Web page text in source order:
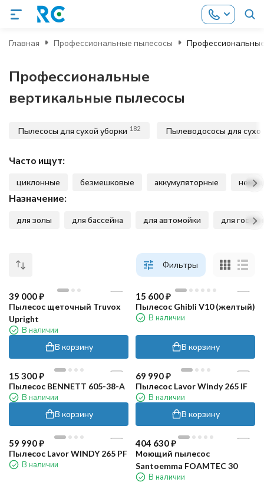
Главная Профессиональные пылесосы
Профессиональные
вертикальные пылесосы
Пылесосы для сухой уборки 182 Пылеводососы для
Часто ищут:
циклонные безмешковые аккумуляторные
Назначение:
для золы для бассейна для автомойки для
Фильтры
39 000₽
Пылесос щеточный Truvox
Upright
В наличии
В корзину
15 600₽
Пылесос Ghibli V10 (желтый)
В наличии
В корзину
15 300₽
Пылесос BENNETT 605-38-A
В наличии
В корзину
69 990₽
Пылесос Lavor Windy 265 IF
В наличии
В корзину
59 990₽
Пылесос Lavor WINDY 265 PF
В наличии
404 630₽
Моющий пылесос
Santoemma FOAMTEC 30
В наличии